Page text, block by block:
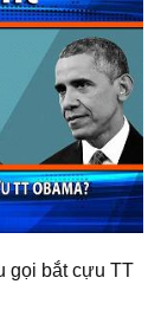
gọi bắt cựu TT